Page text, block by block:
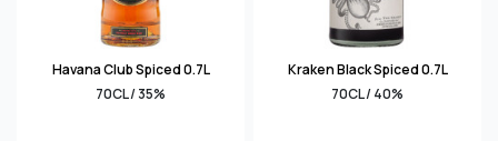
Havana Club Spiced 0.7L
70CL / 35%
Kraken Black Spiced 0.7L
70CL / 40%